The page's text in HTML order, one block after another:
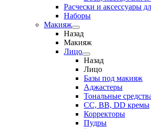
Расчески и аксессуары
Наборы
Макияж
Назад
Макияж
Лицо
Назад
Лицо
Базы под макияж
Аджастеры
Тональные
CC, BB, DD кремы
Корректоры
Пудры